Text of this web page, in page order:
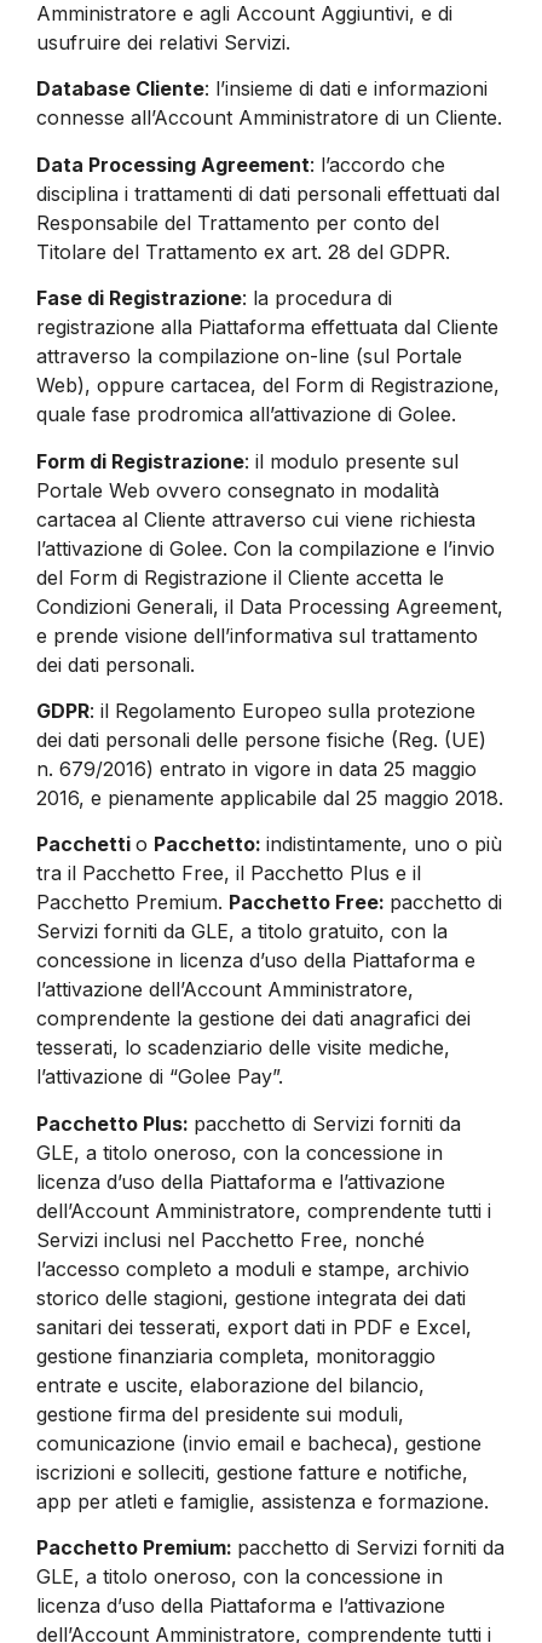
Amministratore e agli Account Aggiuntivi, e di
usufruire dei relativi Servizi.
Database Cliente: l’insieme di dati e informazioni
connesse all’Account Amministratore di un Cliente.
Data Processing Agreement: l’accordo che
disciplina i trattamenti di dati personali effettuati dal
Responsabile del Trattamento per conto del
Titolare del Trattamento ex art. 28 del GDPR.
Fase di Registrazione: la procedura di
registrazione alla Piattaforma effettuata dal Cliente
attraverso la compilazione on-line (sul Portale
Web), oppure cartacea, del Form di Registrazione,
quale fase prodromica all’attivazione di Golee.
Form di Registrazione: il modulo presente sul
Portale Web ovvero consegnato in modalità
cartacea al Cliente attraverso cui viene richiesta
l’attivazione di Golee. Con la compilazione e l’invio
del Form di Registrazione il Cliente accetta le
Condizioni Generali, il Data Processing Agreement,
e prende visione dell’informativa sul trattamento
dei dati personali.
GDPR: il Regolamento Europeo sulla protezione
dei dati personali delle persone fisiche (Reg. (UE)
n. 679/2016) entrato in vigore in data 25 maggio
2016, e pienamente applicabile dal 25 maggio 2018.
Pacchetti o Pacchetto: indistintamente, uno o più
tra il Pacchetto Free, il Pacchetto Plus e il
Pacchetto Premium. Pacchetto Free: pacchetto di
Servizi forniti da GLE, a titolo gratuito, con la
concessione in licenza d’uso della Piattaforma e
l’attivazione dell’Account Amministratore,
comprendente la gestione dei dati anagrafici dei
tesserati, lo scadenziario delle visite mediche,
l’attivazione di “Golee Pay”.
Pacchetto Plus: pacchetto di Servizi forniti da
GLE, a titolo oneroso, con la concessione in
licenza d’uso della Piattaforma e l’attivazione
dell’Account Amministratore, comprendente tutti i
Servizi inclusi nel Pacchetto Free, nonché
l’accesso completo a moduli e stampe, archivio
storico delle stagioni, gestione integrata dei dati
sanitari dei tesserati, export dati in PDF e Excel,
gestione finanziaria completa, monitoraggio
entrate e uscite, elaborazione del bilancio,
gestione firma del presidente sui moduli,
comunicazione (invio email e bacheca), gestione
iscrizioni e solleciti, gestione fatture e notifiche,
app per atleti e famiglie, assistenza e formazione.
Pacchetto Premium: pacchetto di Servizi forniti da
GLE, a titolo oneroso, con la concessione in
licenza d’uso della Piattaforma e l’attivazione
dell’Account Amministratore, comprendente tutti i